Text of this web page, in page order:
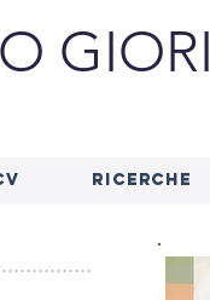
GIORI
RICERCHE